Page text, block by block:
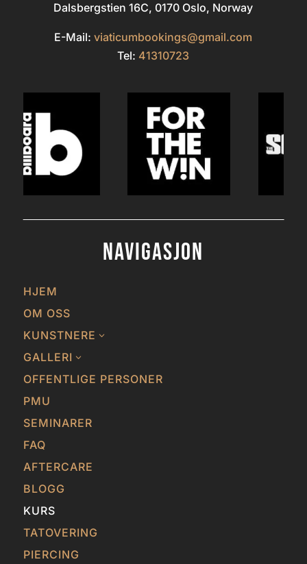
Dalsbergstien 16C, 0170 Oslo, Norway
E-Mail:viaticumbookings@gmail.com
Tel: 41310723
Navigasjon
HJEM
OM OSS
KUNSTNERE 3
GALLERI 3
OFFENTLIGE PERSONER
PMU
SEMINARER
FAQ
AFTERCARE
BLOGG
KURS
TATOVERING
PIERCING